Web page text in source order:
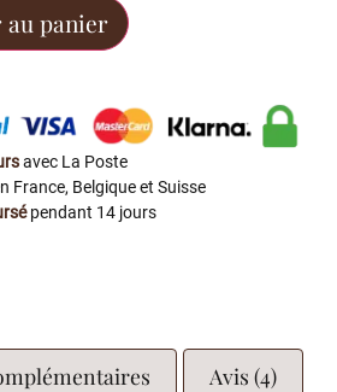
au panier
avec La Poste
France, Belgique et Suisse
pendant 14 jours
Avis (4)